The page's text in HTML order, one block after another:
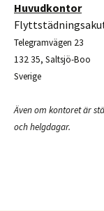
Huvudkontor
Telegramvägen 23
132 35, Saltsjö-Boo
Sverige
Även om kontoret är
och helgdagar.